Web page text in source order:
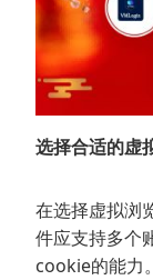
选择合适的虚
在选择虚拟浏
件应支持多个
cookie的能力